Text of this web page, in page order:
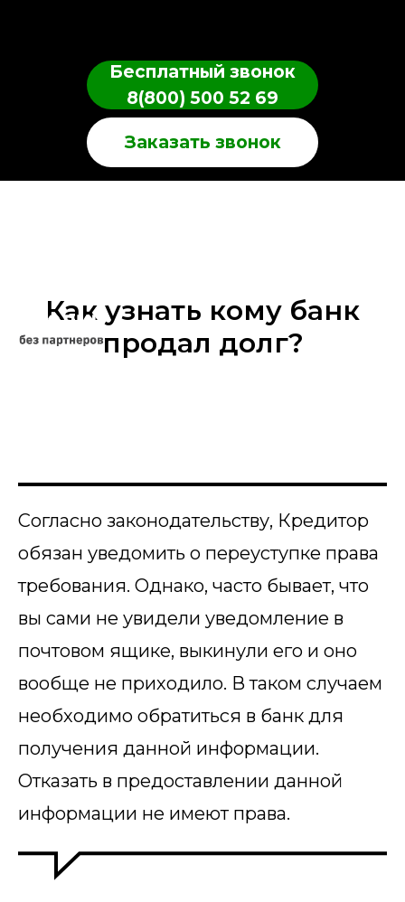
Бесплатный звонок
8(800) 500 52 69
Заказать звонок
Как узнать кому банк
продал долг?
Согласно законодательству, Кредитор
обязан уведомить о переуступке права
требования. Однако, часто бывает, что
вы сами не увидели уведомление в
почтовом ящике, выкинули его и оно
вообще не приходило. В таком случаем
необходимо обратиться в банк для
получения данной информации.
Отказать в предоставлении данной
информации не имеют права.